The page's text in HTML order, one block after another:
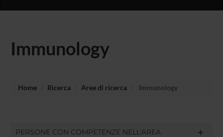
Immunology
Home Ricerca Aree di ricerca Immunology
PERSONE CON COMPETENZE NELL'AREA